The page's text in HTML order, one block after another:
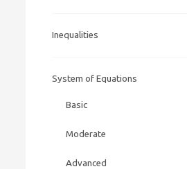
Inequalities
System of Equations
Basic
Moderate
Advanced